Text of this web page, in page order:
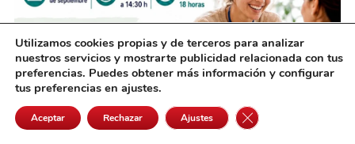
Una nueva formación gratuita en Alcázar
preparará a profesionales sobre salud mental
agosto 5, 2026
Utilizamos cookies propias y de terceros para analizar
nuestros servicios y mostrarte publicidad relacionada con tus
preferencias. Puedes obtener más información y configurar
tus preferencias en ajustes.
Aceptar Rechazar Ajustes Cerrar el banner de